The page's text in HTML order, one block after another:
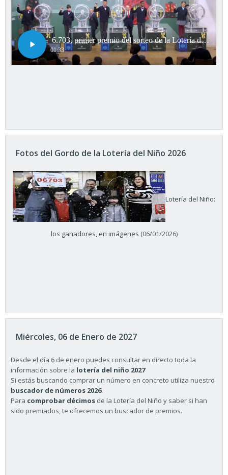
Fotos del Gordo de la Lotería del Niño 2026
Lotería del Niño:
los ganadores, en imágenes (06/01/2026)
Miércoles, 06 de Enero de 2027
Desde el día 6 de enero puedes consultar en directo toda la
información sobre la lotería del niño 2027
Si estás buscando comprar un número en concreto utiliza nuestro
buscador de números 2026.
Para comprobar décimos de la Lotería del Niño y saber si han
sido premiados, te ofrecemos un buscador de premios.